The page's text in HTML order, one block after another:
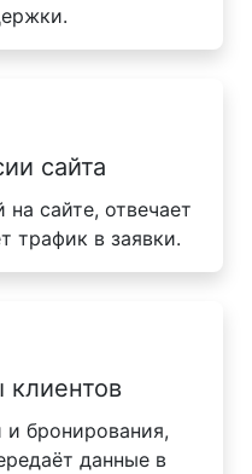
сайта
сайте, отвечает
трафик в заявки.
и бронирования,
данные в